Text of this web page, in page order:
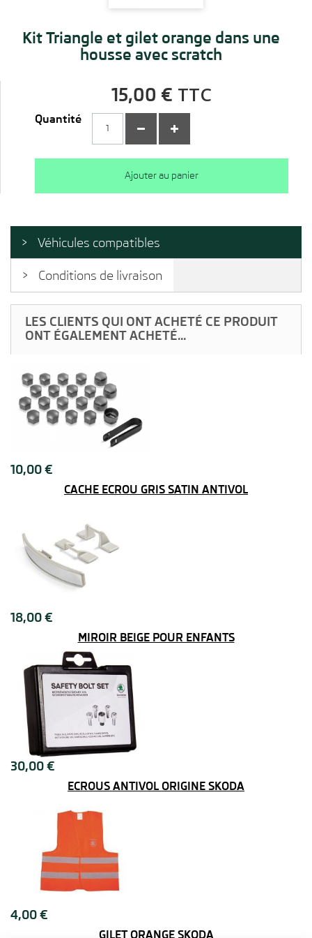
Kit Triangle et gilet orange dans une
housse avec scratch
15,00 € TTC
Quantité
Ajouter au panier
Véhicules compatibles
Conditions de livraison
LES CLIENTS QUI ONT ACHETÉ CE PRODUIT
ONT ÉGALEMENT ACHETÉ...
10,00 €
CACHE ÉCROU GRIS SATIN ANTIVOL
18,00 €
MIROIR BEIGE POUR ENFANTS
30,00 €
ÉCROUS ANTIVOL ORIGINE SKODA
4,00 €
GILET ORANGE SKODA